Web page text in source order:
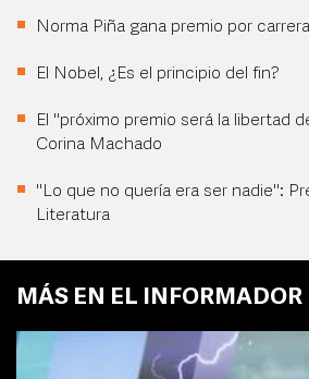
Norma Piña gana premio por
El Nobel, ¿Es el principio del fin?
El "próximo premio será la libertad
Corina Machado
"Lo que no quería era ser nadie":
Literatura
MÁS EN EL INFORMADOR